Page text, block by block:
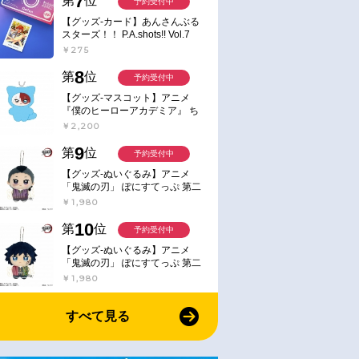
【グッズ-カード】あんさんぶる
スターズ！！ P.A.shots!! Vol.7
Action
￥275
第8位
【グッズ-マスコット】アニメ
『僕のヒーローアカデミア』 ち
みけもますこっと 7.轟凍焦
￥2,200
予約受付中
第9位
【グッズ-ぬいぐるみ】アニメ
「鬼滅の刃」 ぽにすてっぷ 第二
弾 不死川 玄弥
￥1,980
予約受付中
第10位
【グッズ-ぬいぐるみ】アニメ
「鬼滅の刃」 ぽにすてっぷ 第二
弾 冨岡 義勇
￥1,980
予約受付中
すべて見る